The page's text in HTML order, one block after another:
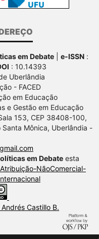
em Debate| e-ISSN:
: 10.14393
Uberlândia
- FACED
em Educação
e Gestão em Educação
153, CEP 38408-100,
Mônica, Uberlândia -
em Debateesta
NãoComercial-
Andrés Castillo B.